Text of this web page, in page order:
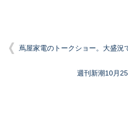
蔦屋家電のトークショー。大盛況
週刊新潮10月